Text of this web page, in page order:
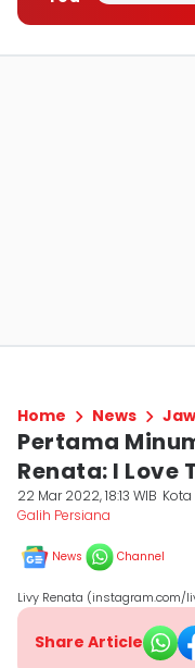
Home News
Pertama
Renata: I Love
22 Mar 2022, 18:13 WIB
Galih Persiana
News Channel
Livy Renata (instagram.com/
Share Article